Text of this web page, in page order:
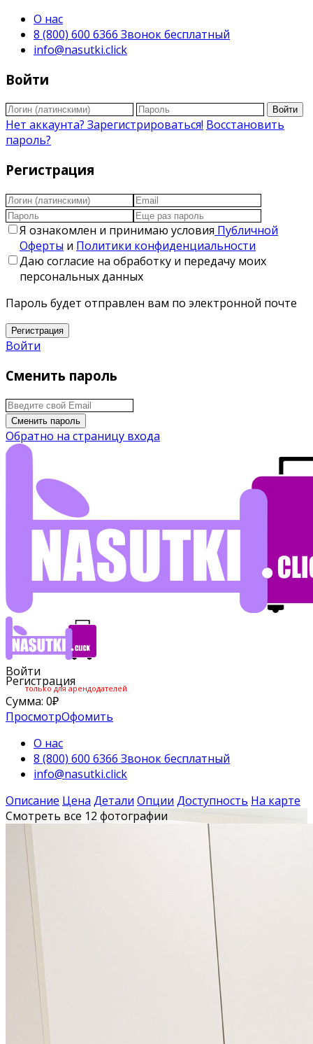
О нас
8 (800) 600 6366 Звонок бесплатный
info@nasutki.click
Войти
Войти
Нет аккаунта? Зарегистрироваться! Восстановить
пароль?
Регистрация
Я ознакомлен и принимаю условия Публичной
Оферты и Политики конфиденциальности
Даю согласие на обработку и передачу моих
персональных данных
Пароль будет отправлен вам по электронной почте
Регистрация
Войти
Сменить пароль
Сменить пароль
Обратно на страницу входа
Войти
Регистрация
только для арендодателей
Сумма: 0₽
ПросмотрОфомить
О нас
8 (800) 600 6366 Звонок бесплатный
info@nasutki.click
Описание Цена Детали Опции Доступность На карте
Смотреть все 12 фотографии